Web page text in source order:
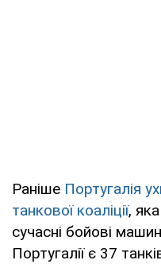
Раніше Португалія
танкової коаліції,
сучасні бойові
Португалії є 37